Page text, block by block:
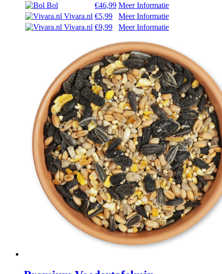
Bol
€46,99 Meer Informatie
Vivara.nl €5,99
Meer Informatie
Vivara.nl €9,99 Meer Informatie